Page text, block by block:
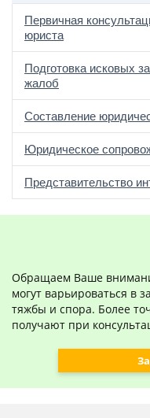
Первичная
юриста
Подготовка исковых
жалоб
Составление
Юридическое
Представительство
Обращаем Ваше
могут варьироваться в
тяжбы и спора. Более
получают при